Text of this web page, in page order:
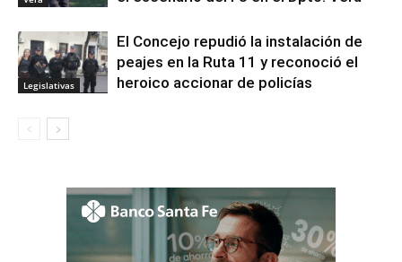
Legislativas
El Concejo repudió la instalación de
peajes en la Ruta 11 y reconoció el
heroico accionar de policías